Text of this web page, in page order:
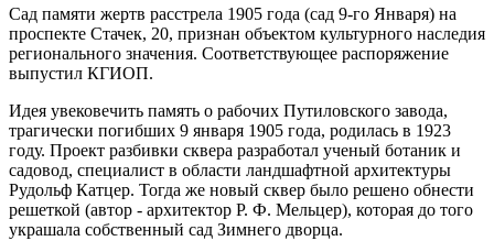
Сад памяти жертв расстрела 1905 года (сад 9-го Января) на
проспекте Стачек, 20, признан объектом культурного наследия
регионального значения. Соответствующее распоряжение
выпустил КГИОП.
Идея увековечить память о рабочих Путиловского завода,
трагически погибших 9 января 1905 года, родилась в 1923
году. Проект разбивки сквера разработал ученый ботаник и
садовод, специалист в области ландшафтной архитектуры
Рудольф Катцер. Тогда же новый сквер было решено обнести
решеткой (автор - архитектор Р. Ф. Мельцер), которая до того
украшала собственный сад Зимнего дворца.